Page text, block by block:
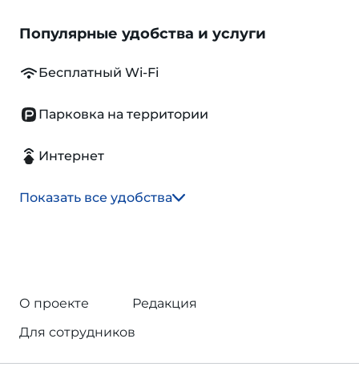
Популярные удобства и услуги
Бесплатный Wi-Fi
Парковка на территории
Интернет
Показать все удобства
О проекте
Редакция
Для сотрудников